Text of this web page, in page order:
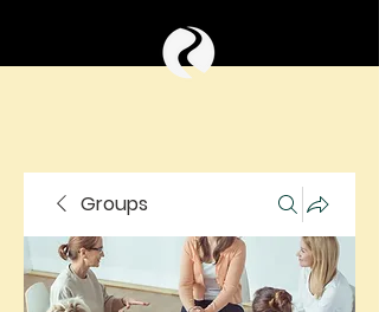
Groups